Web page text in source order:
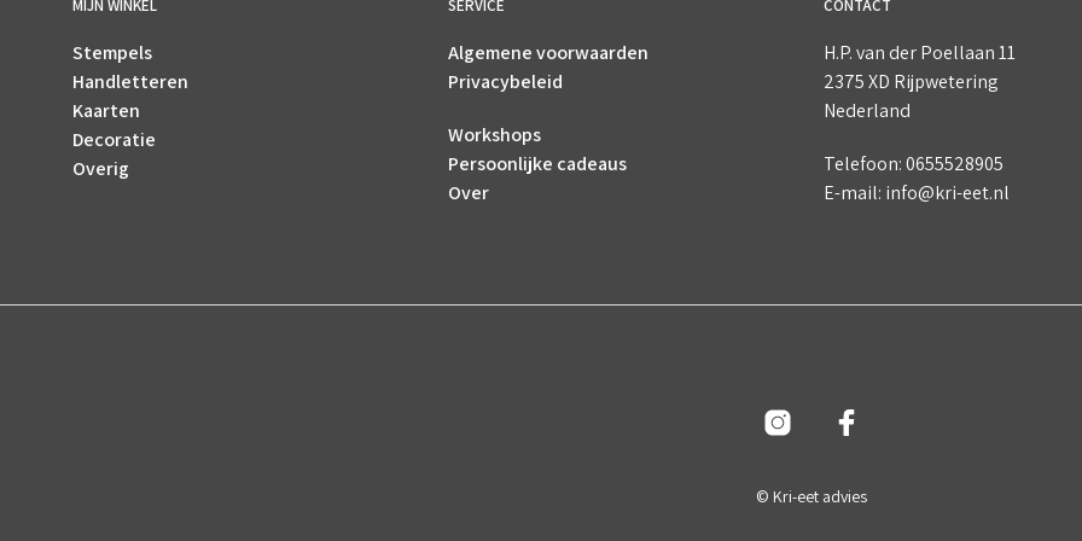
MIJN WINKEL
Stempels
Handletteren
Kaarten
Decoratie
Overig
SERVICE
Algemene voorwaarden
Privacybeleid
Workshops
Persoonlijke cadeaus
Over
CONTACT
H.P. van der Poellaan 11
2375 XD Rijpwetering
Nederland
Telefoon: 0655528905
E-mail: info@kri-eet.nl
© Kri-eet advies